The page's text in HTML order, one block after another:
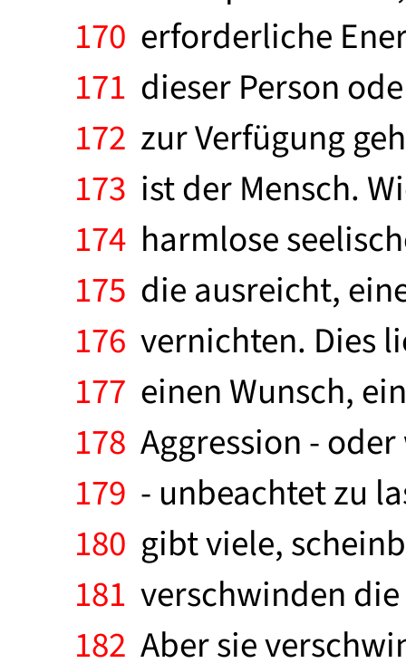
170 erforderliche
171 dieser Person
172 zur Verfügung
173 ist der Mensch.
174 harmlose
175 die ausreicht,
176 vernichten. Dies
177 einen Wunsch,
178 Aggression -
179 - unbeachtet zu
180 gibt viele,
181 verschwinden
182 Aber sie